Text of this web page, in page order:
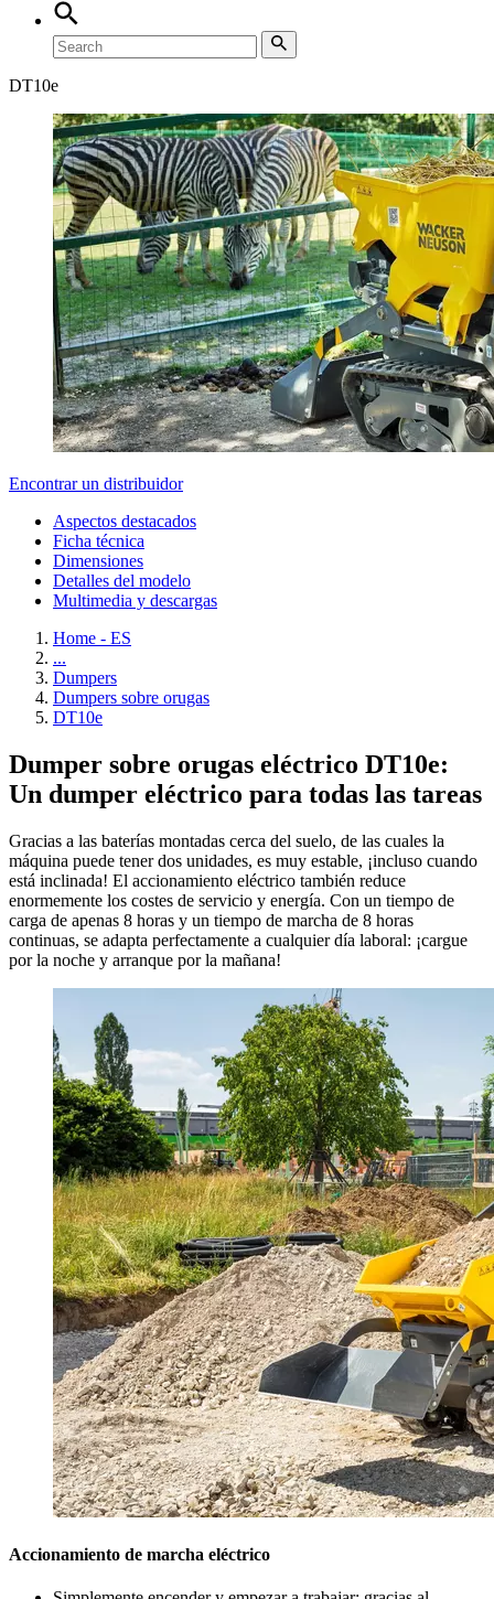
DT10e
Encontrar un distribuidor
Aspectos destacados
Ficha técnica
Dimensiones
Detalles del modelo
Multimedia y descargas
Home - ES
...
Dumpers
Dumpers sobre orugas
DT10e
Dumper sobre orugas eléctrico DT10e:
Un dumper eléctrico para todas las tareas
Gracias a las baterías montadas cerca del suelo, de las cuales la
máquina puede tener dos unidades, es muy estable, ¡incluso cuando
está inclinada! El accionamiento eléctrico también reduce
enormemente los costes de servicio y energía. Con un tiempo de
carga de apenas 8 horas y un tiempo de marcha de 8 horas
continuas, se adapta perfectamente a cualquier día laboral: ¡cargue
por la noche y arranque por la mañana!
Accionamiento de marcha eléctrico